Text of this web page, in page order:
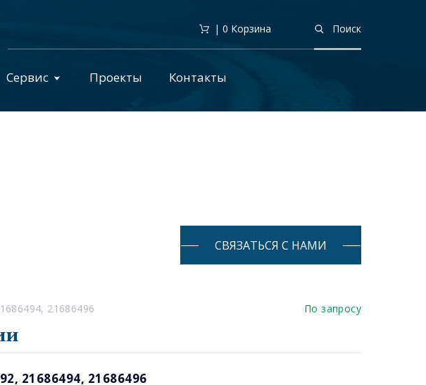
Поиск
| 0 Корзина
Сервис Проекты Контакты
СВЯЗАТЬСЯ С НАМИ
21686496 По запросу
21686494, 21686496